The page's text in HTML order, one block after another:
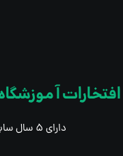
افتخارات آ
دارای 5 سال سابقه در آموزش و مشتریان 100 درصد راضی